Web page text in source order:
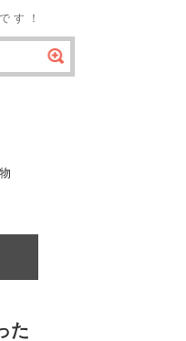
す！
た